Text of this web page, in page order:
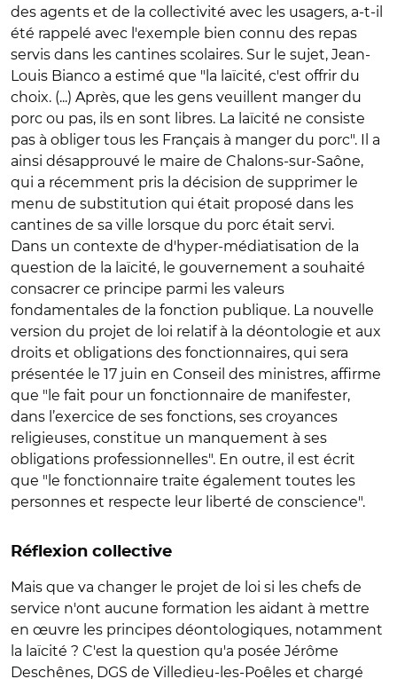
des agents et de la collectivité avec les usagers, a-t-il
été rappelé avec l'exemple bien connu des repas
servis dans les cantines scolaires. Sur le sujet, Jean-
Louis Bianco a estimé que "la laïcité, c'est offrir du
choix. (...) Après, que les gens veuillent manger du
porc ou pas, ils en sont libres. La laïcité ne consiste
pas à obliger tous les Français à manger du porc". Il a
ainsi désapprouvé le maire de Chalons-sur-Saône,
qui a récemment pris la décision de supprimer le
menu de substitution qui était proposé dans les
cantines de sa ville lorsque du porc était servi.
Dans un contexte de d'hyper-médiatisation de la
question de la laïcité, le gouvernement a souhaité
consacrer ce principe parmi les valeurs
fondamentales de la fonction publique. La nouvelle
version du projet de loi relatif à la déontologie et aux
droits et obligations des fonctionnaires, qui sera
présentée le 17 juin en Conseil des ministres, affirme
que "le fait pour un fonctionnaire de manifester,
dans l’exercice de ses fonctions, ses croyances
religieuses, constitue un manquement à ses
obligations professionnelles". En outre, il est écrit
que "le fonctionnaire traite également toutes les
personnes et respecte leur liberté de conscience".
Réflexion collective
Mais que va changer le projet de loi si les chefs de
service n'ont aucune formation les aidant à mettre
en œuvre les principes déontologiques, notamment
la laïcité ? C'est la question qu'a posée Jérôme
Deschênes, DGS de Villedieu-les-Poêles et chargé